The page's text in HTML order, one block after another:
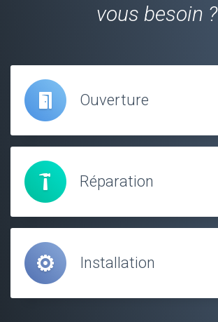
vous besoin ?
Ouverture
Réparation
Installation